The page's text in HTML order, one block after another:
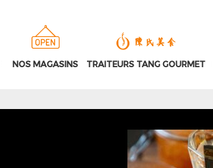
NOS MAGASINS TRAITEURS TANG GOURMET